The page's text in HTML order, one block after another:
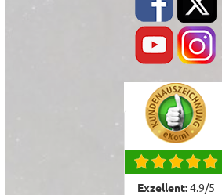
Exzellent:4.9/5